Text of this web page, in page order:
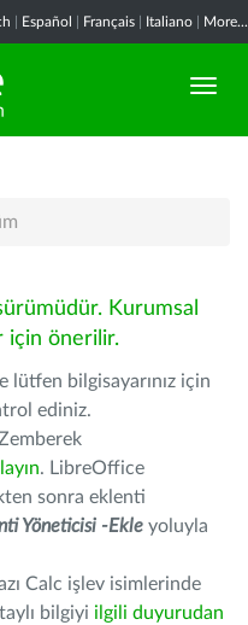
Español Français Italiano More...
Kurumsal
için önerilir.
lütfen bilgisayarınız için
ediniz.
. LibreOffice
sonra eklenti
Yöneticisi -Ekle yoluyla
Calc işlev isimlerinde
bilgiyi ilgili duyurudan